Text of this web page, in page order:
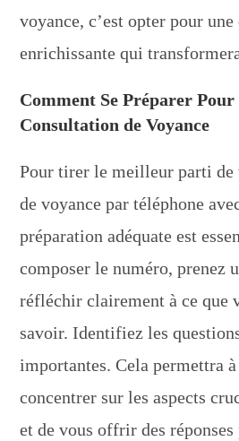
voyance, c’est opter pour
enrichissante qui
Comment Se Préparer
Consultation de Voyance
Pour tirer le meilleur parti de
de voyance par téléphone
préparation adéquate est
composer le numéro, prenez
réfléchir clairement à ce que
savoir. Identifiez les
importantes. Cela permettra
concentrer sur les aspects
et de vous offrir des